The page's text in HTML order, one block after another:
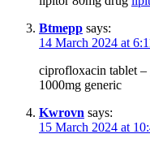
Btmepp says:
14 March 2024 at
ciprofloxacin tablet –
1000mg generic
Kwrovn says:
15 March 2024 at